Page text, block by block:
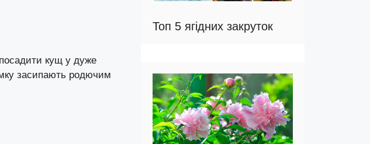
кущ у дуже
засипають родючим
Топ 5 ягідних закруток